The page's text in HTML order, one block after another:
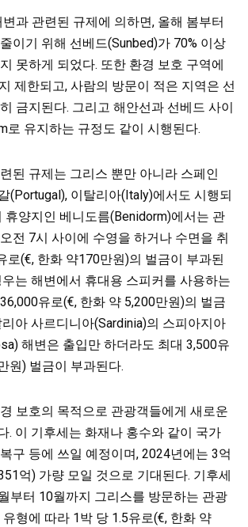
과 관련된 규제에 의하면, 올해 봄부터
이기 위해 선베드(Sunbed)가 70% 이상
못하게 되었다. 또한 환경 보호 구역에
제한되고, 사람의 방문이 적은 지역은 선
금지된다. 그리고 해안선과 선베드 사이
로 유지하는 규정도 같이 시행된다.
된 규제는 그리스 뿐만 아니라 스페인
(Portugal), 이탈리아(Italy)에서도 시행되
휴양지인 베니도름(Benidorm)에서는 관
전 7시 사이에 수영을 하거나 수면을 취
로(€, 한화 약170만원)의 벌금이 부과된
는 해변에서 휴대용 스피커를 사용하는
유로(€, 한화 약 5,200만원)의 벌금
아 사르디니아(Sardinia)의 스피아지아
해변은 출입만 하더라도 최대 3,500유
원) 벌금이 부과된다.
보호의 목적으로 관광객들에게 새로운
. 이 기후세는 화재나 홍수와 같이 국가
구 등에 쓰일 예정이며, 2024년에는 3억
억) 가량 모일 것으로 기대된다. 기후세
부터 10월까지 그리스를 방문하는 관광
형에 따라 1박 당 1.5유로(€, 한화 약